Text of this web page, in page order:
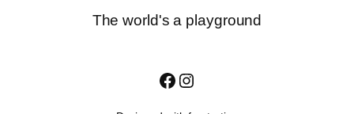
The world's a playground
Facebook
Instagram